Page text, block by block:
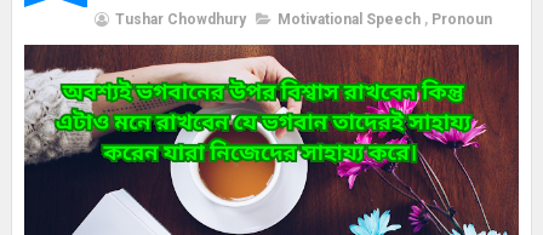
Tushar Chowdhury Motivational Speech , Pronoun